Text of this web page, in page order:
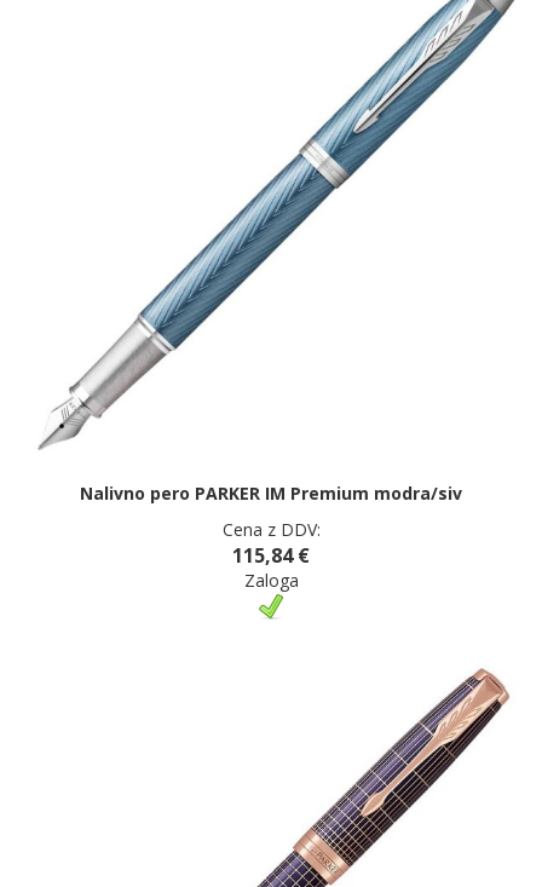
Nalivno pero PARKER IM Premium modra/siv
Cena z DDV:
115,84 €
Zaloga